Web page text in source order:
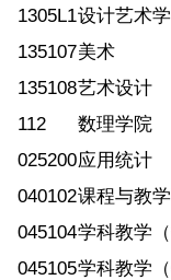
1305L1设计艺术学
135107美术
135108艺术设计
112
数理学院
025200应用统计
040102课程与教
045104学科教学（
045105学科教学（